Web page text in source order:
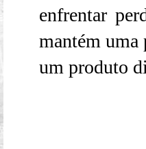
enfrentar
mantém uma
um produto